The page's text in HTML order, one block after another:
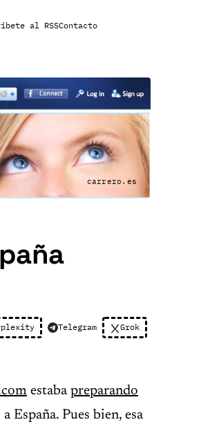
al RSSContacto
carrero.es
Telegram Grok
estaba preparando
España. Pues bien, esa